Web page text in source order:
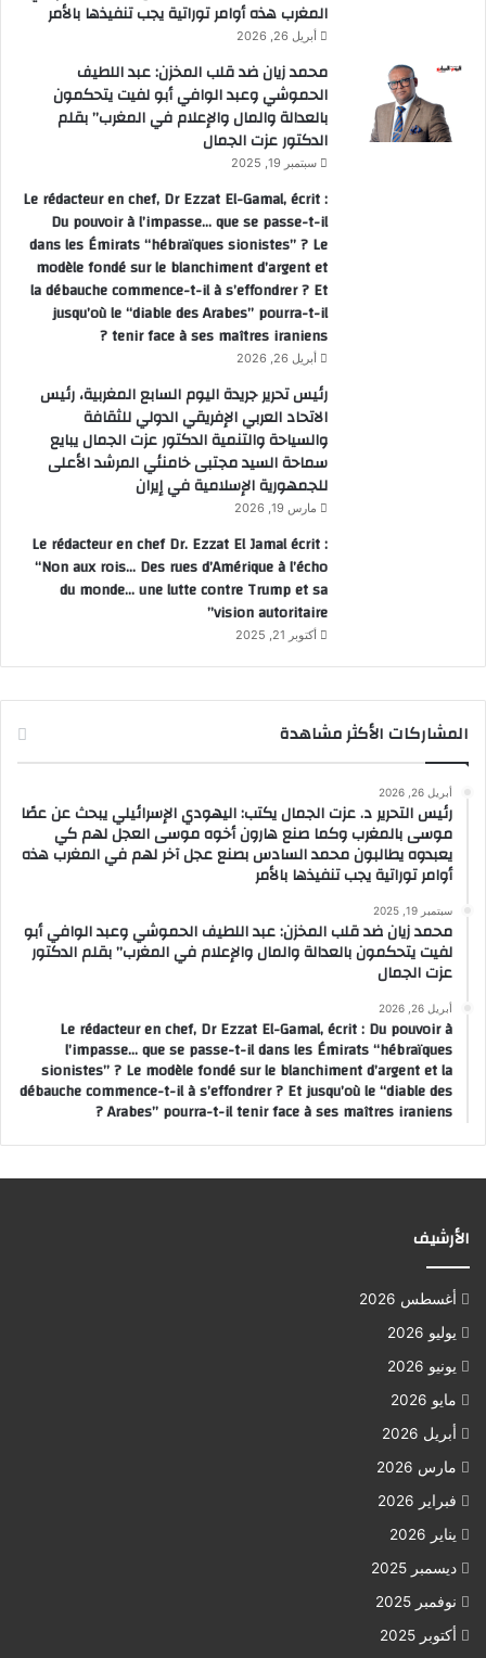
المغرب هذه أوامر توراتية يجب تنفيذها بالأمر
أبريل 26, 2026
محمد زيان ضد قلب المخزن: عبد اللطيف
الحموشي وعبد الوافي أبو لفيت يتحكمون
بالعدالة والمال والإعلام في المغرب” بقلم
الدكتور عزت الجمال
سبتمبر 19, 2025
Le rédacteur en chef, Dr Ezzat El-Gamal, écrit :
Du pouvoir à l’impasse… que se passe-t-il
dans les Émirats “hébraïques sionistes” ? Le
modèle fondé sur le blanchiment d’argent et
la débauche commence-t-il à s’effondrer ? Et
jusqu’où le “diable des Arabes” pourra-t-il
tenir face à ses maîtres iraniens ?
أبريل 26, 2026
رئيس تحرير جريدة اليوم السابع المغربية، رئيس
الاتحاد العربي الإفريقي الدولي للثقافة
والسياحة والتنمية الدكتور عزت الجمال يبايع
سماحة السيد مجتبى خامنئي المرشد الأعلى
للجمهورية الإسلامية في إيران
مارس 19, 2026
Le rédacteur en chef Dr. Ezzat El Jamal écrit :
“Non aux rois… Des rues d’Amérique à l’écho
du monde… une lutte contre Trump et sa
vision autoritaire”
أكتوبر 21, 2025
المشاركات الأكثر مشاهدة
أبريل 26, 2026
رئيس التحرير د. عزت الجمال يكتب: اليهودي الإسرائيلي يبحث عن عصًا
موسى بالمغرب وكما صنع هارون أخوه موسى العجل لهم كي
يعبدوه يطالبون محمد السادس بصنع عجل آخر لهم في المغرب هذه
أوامر توراتية يجب تنفيذها بالأمر
سبتمبر 19, 2025
محمد زيان ضد قلب المخزن: عبد اللطيف الحموشي وعبد الوافي أبو
لفيت يتحكمون بالعدالة والمال والإعلام في المغرب” بقلم الدكتور
عزت الجمال
أبريل 26, 2026
Le rédacteur en chef, Dr Ezzat El-Gamal, écrit : Du pouvoir à
l’impasse… que se passe-t-il dans les Émirats “hébraïques
sionistes” ? Le modèle fondé sur le blanchiment d’argent et la
débauche commence-t-il à s’effondrer ? Et jusqu’où le “diable des
Arabes” pourra-t-il tenir face à ses maîtres iraniens ?
الأرشيف
أغسطس 2026
يوليو 2026
يونيو 2026
مايو 2026
أبريل 2026
مارس 2026
فبراير 2026
يناير 2026
ديسمبر 2025
نوفمبر 2025
أكتوبر 2025